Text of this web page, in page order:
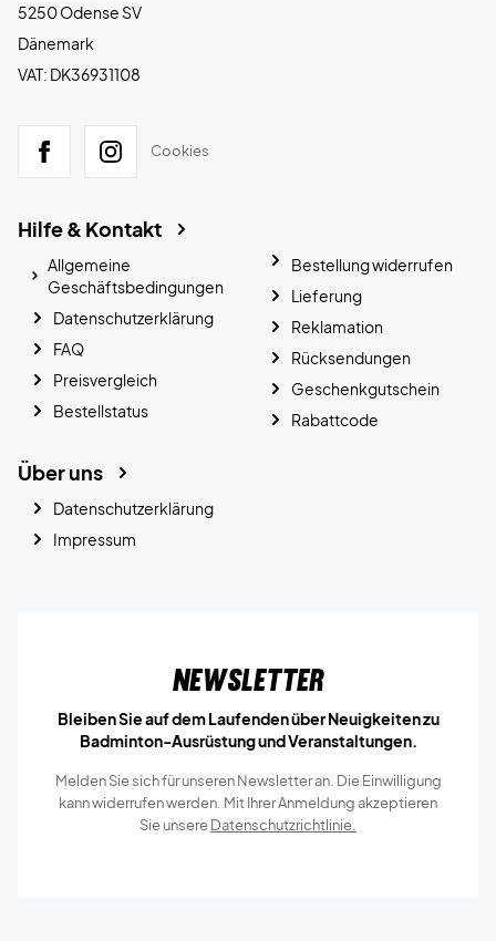
5250 Odense SV
Dänemark
VAT: DK36931108
Cookies
Hilfe & Kontakt
Allgemeine
Geschäftsbedingungen
Datenschutzerklärung
FAQ
Preisvergleich
Bestellstatus
Bestellung widerrufen
Lieferung
Reklamation
Rücksendungen
Geschenkgutschein
Rabattcode
Über uns
Datenschutzerklärung
Impressum
Newsletter
Bleiben Sie auf dem Laufenden über Neuigkeiten zu
Badminton-Ausrüstung und Veranstaltungen.
Melden Sie sich für unseren Newsletter an. Die Einwilligung
kann widerrufen werden. Mit Ihrer Anmeldung akzeptieren
Sie unsereDatenschutzrichtlinie.